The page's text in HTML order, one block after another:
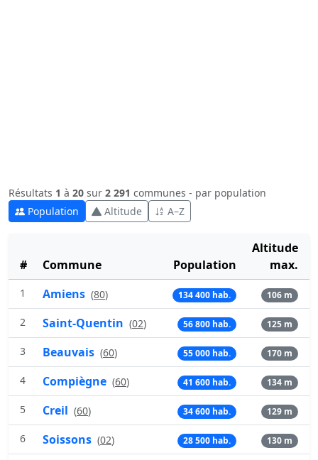
Résultats 1 à 20 sur 2 291 communes - par population
Population
Altitude A–Z
# Commune Population
Altitude
max.
1 Amiens (80) 134 400 hab. 106 m
2 Saint-Quentin (02) 56 800 hab. 125 m
3 Beauvais (60) 55 000 hab. 170 m
4 Compiègne (60) 41 600 hab. 134 m
5 Creil (60) 34 600 hab. 129 m
6 Soissons (02) 28 500 hab. 130 m